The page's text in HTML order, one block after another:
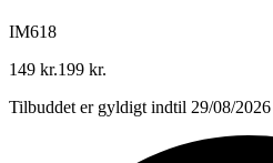
IM618
149 kr.199 kr.
Tilbuddet er gyldigt indtil 29/08/